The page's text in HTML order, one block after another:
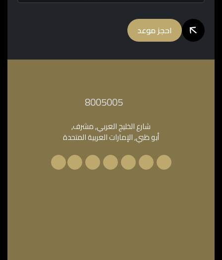
احجز موعد
شارع الخليج العربي, مشرف,
أبو ظبي, الإمارات العربية المتحدة